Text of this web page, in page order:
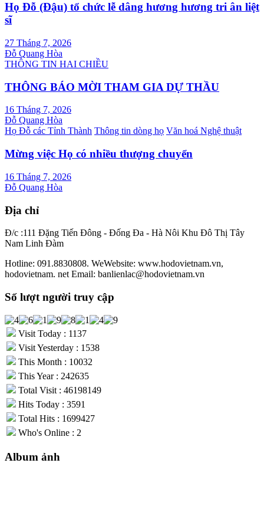
Họ Đỗ (Đậu) tổ chức lễ dâng hương hương tri ân liệt
sĩ
27 Tháng 7, 2026
Đỗ Quang Hòa
THÔNG TIN HAI CHIỀU
THÔNG BÁO MỜI THAM GIA DỰ THẦU
16 Tháng 7, 2026
Đỗ Quang Hòa
Họ Đỗ các Tỉnh Thành Thông tin dòng họ Văn hoá Nghệ thuật
Mừng việc Họ có nhiều thượng chuyển
16 Tháng 7, 2026
Đỗ Quang Hòa
Địa chỉ
Đ/c :111 Đặng Tiến Đông - Đống Đa - Hà Nôi Khu Đô Thị Tây
Nam Linh Đàm
Hotline: 091.8830808. WeWebsite: www.hodovietnam.vn,
hodovietnam. net Email: banlienlac@hodovietnam.vn
Số lượt người truy cập
Visit Today : 1137
Visit Yesterday : 1538
This Month : 10032
This Year : 242635
Total Visit : 46198149
Hits Today : 3591
Total Hits : 1699427
Who's Online : 2
Album ảnh